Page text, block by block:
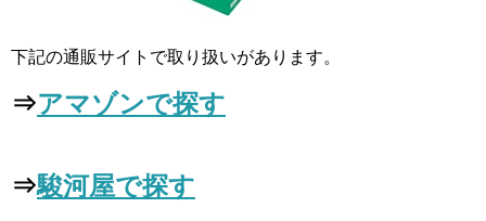
下記の通販サイトで取り扱いがあります。
⇒アマゾンで探す
⇒駿河屋で探す